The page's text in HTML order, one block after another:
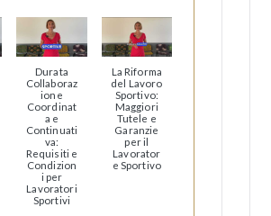
Durata
Collaboraz
ione
Coordinat
a e
Continuati
va:
Requisiti e
Condizion
i per
Lavoratori
Sportivi
La Riforma
del Lavoro
Sportivo:
Maggiori
Tutele e
Garanzie
per il
Lavorator
e Sportivo